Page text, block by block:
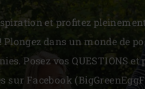
et profitez
Plongez dans un monde de
Posez vos QUESTIONS et
sur Facebook